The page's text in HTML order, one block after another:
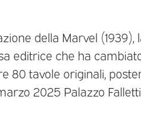
della Marvel (1939),
editrice che ha
80 tavole originali,
2025 Palazzo